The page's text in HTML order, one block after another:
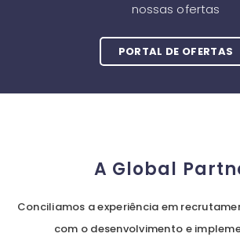
nossas ofertas
PORTAL DE OFERTAS
A Global
Conciliamos a experiência em
com o desenvolvimento e